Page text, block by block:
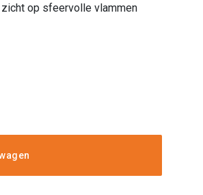
op sfeervolle vlammen